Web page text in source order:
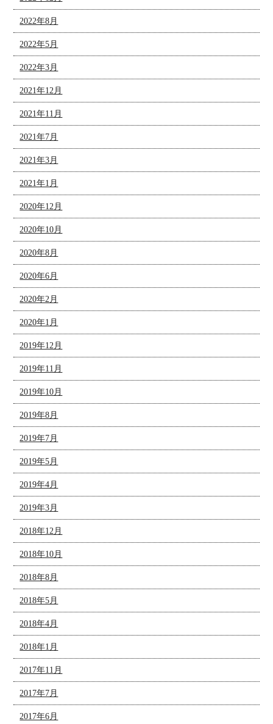
2022年8月
2022年5月
2022年3月
2021年12月
2021年11月
2021年7月
2021年3月
2021年1月
2020年12月
2020年10月
2020年8月
2020年6月
2020年2月
2020年1月
2019年12月
2019年11月
2019年10月
2019年8月
2019年7月
2019年5月
2019年4月
2019年3月
2018年12月
2018年10月
2018年8月
2018年5月
2018年4月
2018年1月
2017年11月
2017年7月
2017年6月